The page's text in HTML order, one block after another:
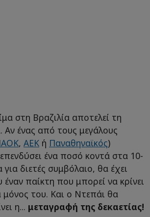
στη Βραζιλία αποτελεί τη
Αν ένας από τους μεγάλους
, ΑΕΚ ή Παναθηναϊκός)
ένα ποσό κοντά στα 10-
διετές συμβόλαιο, θα έχει
παίκτη που μπορεί να κρίνει
του. Και ο Ντεπάι θα
η... μεταγραφή της δεκαετίας!